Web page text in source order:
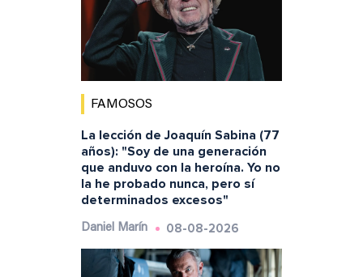
FAMOSOS
La lección de Joaquín Sabina (77
años): "Soy de una generación
que anduvo con la heroína. Yo no
la he probado nunca, pero sí
determinados excesos"
Daniel Marín 08-08-2026